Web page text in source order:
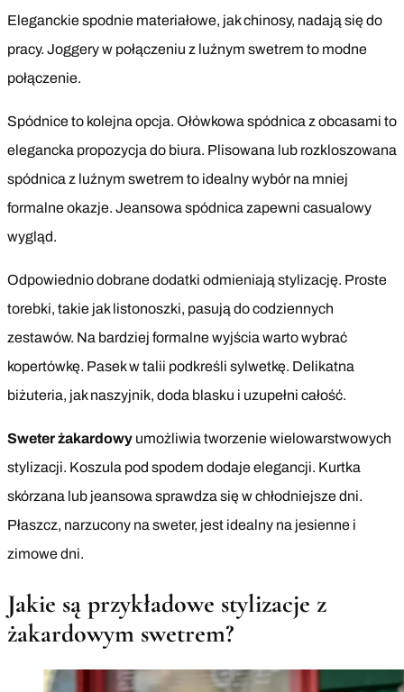
Eleganckie spodnie materiałowe, jak chinosy, nadają się do
pracy. Joggery w połączeniu z luźnym swetrem to modne
połączenie.
Spódnice to kolejna opcja. Ołówkowa spódnica z obcasami to
elegancka propozycja do biura. Plisowana lub rozkloszowana
spódnica z luźnym swetrem to idealny wybór na mniej
formalne okazje. Jeansowa spódnica zapewni casualowy
wygląd.
Odpowiednio dobrane dodatki odmieniają stylizację. Proste
torebki, takie jak listonoszki, pasują do codziennych
zestawów. Na bardziej formalne wyjścia warto wybrać
kopertówkę. Pasek w talii podkreśli sylwetkę. Delikatna
biżuteria, jak naszyjnik, doda blasku i uzupełni całość.
Sweter żakardowy umożliwia tworzenie wielowarstwowych
stylizacji. Koszula pod spodem dodaje elegancji. Kurtka
skórzana lub jeansowa sprawdza się w chłodniejsze dni.
Płaszcz, narzucony na sweter, jest idealny na jesienne i
zimowe dni.
Jakie są przykładowe stylizacje z
żakardowym swetrem?